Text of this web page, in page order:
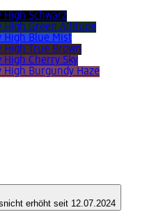
High Schwarz
High Green Altitude
High Blue Mist
High True Brown
High Cherry Sky
High Burgundy Haze
nicht erhöht seit 12.07.2024